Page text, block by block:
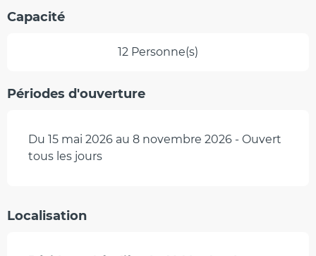
Capacité
12 Personne(s)
Périodes d'ouverture
Du 15 mai 2026 au 8 novembre 2026 - Ouvert
tous les jours
Localisation